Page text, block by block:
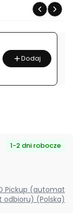
Dodaj
1-2 dni robocze
paczkowy | punkt odbioru) (Polska)